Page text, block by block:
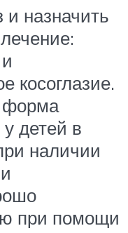
и назначить
косоглазие.
форма
детей в
наличии
при помощи